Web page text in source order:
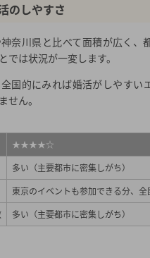
のしやすさ
奈川県と比べて面積が広く、
では状況が一変します。
国的にみれば婚活がしやすい
せん。
★★★★☆
多い（主要都市に密集しがち）
東京のイベントも参加できる分、全
多い（主要都市に密集しがち）